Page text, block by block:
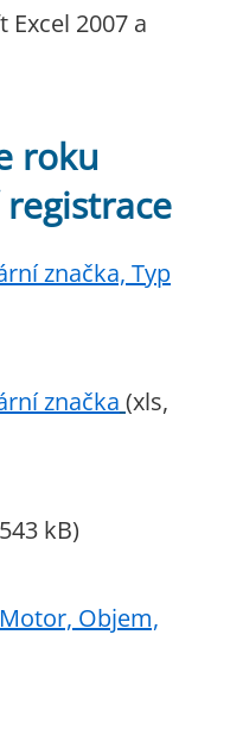
2007 a
roku
značka, Typ
značka (xls,
kB)
Objem,